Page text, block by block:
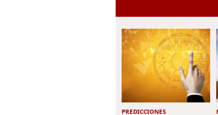
PREDICCIONES